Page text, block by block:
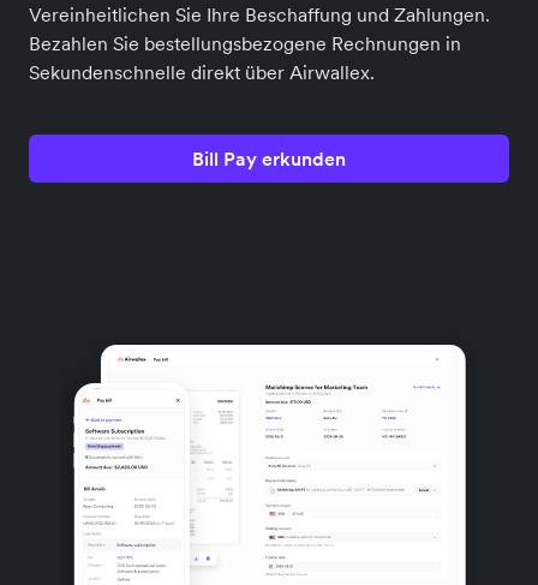
Vereinheitlichen Sie Ihre Beschaffung und Zahlungen.
Bezahlen Sie bestellungsbezogene Rechnungen in
Sekundenschnelle direkt über Airwallex.
Bill Pay erkunden